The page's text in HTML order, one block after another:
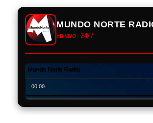
MUNDO NORTE
En vivo · 24/7